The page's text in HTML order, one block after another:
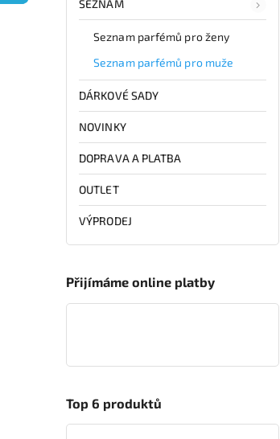
SEZNAM
Seznam parfémů pro ženy
Seznam parfémů pro muže
DÁRKOVÉ SADY
NOVINKY
DOPRAVA A PLATBA
OUTLET
VÝPRODEJ
Přijímáme online platby
Top 6 produktů